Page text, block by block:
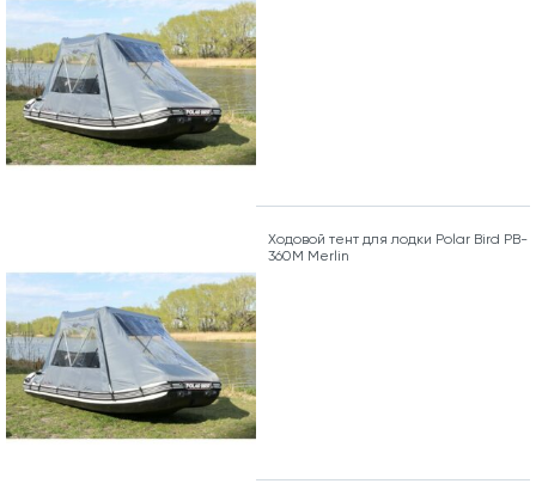
Ходовой тент для лодки Polar Bird PB-
360M Merlin